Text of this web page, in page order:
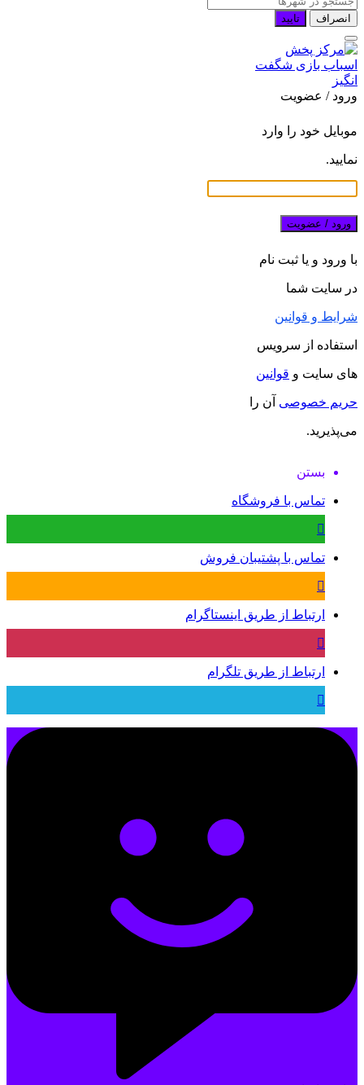
انصراف تایید
ورود / عضویت
موبایل خود را وارد
نمایید.
ورود / عضویت
با ورود و یا ثبت نام
در سایت شما
شرایط و قوانین
استفاده از سرویس
های سایت و قوانین
حریم خصوصی آن را
می‌پذیرید.
بستن
تماس با فروشگاه
تماس با پشتیبان فروش
ارتباط از طریق اینستاگرام
ارتباط از طریق تلگرام